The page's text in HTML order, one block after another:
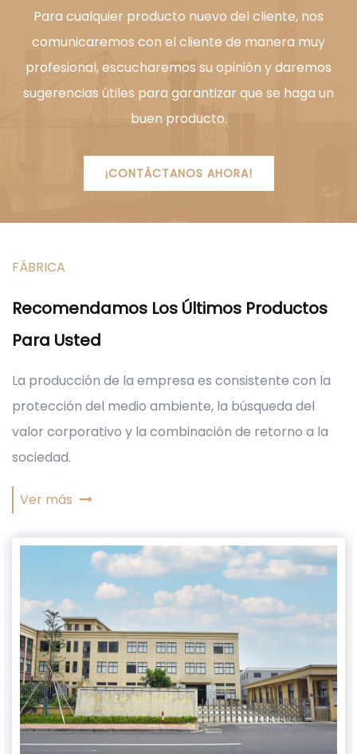
Para cualquier producto nuevo del cliente, nos
comunicaremos con el cliente de manera muy
profesional, escucharemos su opinión y daremos
sugerencias útiles para garantizar que se haga un
buen producto.
¡CONTÁCTANOS AHORA!
FÁBRICA
Recomendamos Los Últimos Productos
Para Usted
La producción de la empresa es consistente con la
protección del medio ambiente, la búsqueda del
valor corporativo y la combinación de retorno a la
sociedad.
Ver más